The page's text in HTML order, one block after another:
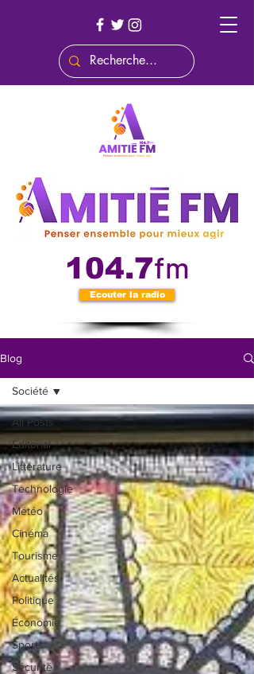
104.7fm
Ecouter la radio
Blog
All Posts
Éditorial
Littérature
Technologie
Météo
Cinéma
Tourisme
Actualités
Politique
Économie
Sports
Sécurité
Société